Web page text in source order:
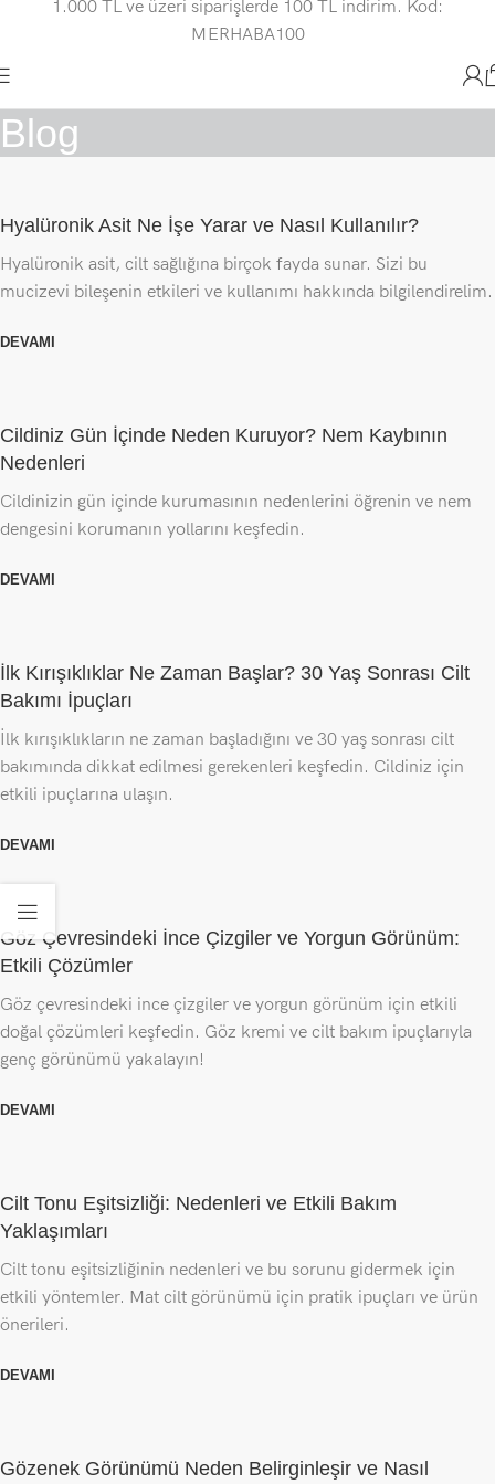
1.000 TL ve üzeri siparişlerde 100 TL indirim. Kod:
MERHABA100
Blog
Hyalüronik Asit Ne İşe Yarar ve Nasıl Kullanılır?
Hyalüronik asit, cilt sağlığına birçok fayda sunar. Sizi bu
mucizevi bileşenin etkileri ve kullanımı hakkında bilgilendirelim.
DEVAMI
Cildiniz Gün İçinde Neden Kuruyor? Nem Kaybının
Nedenleri
Cildinizin gün içinde kurumasının nedenlerini öğrenin ve nem
dengesini korumanın yollarını keşfedin.
DEVAMI
İlk Kırışıklıklar Ne Zaman Başlar? 30 Yaş Sonrası Cilt
Bakımı İpuçları
İlk kırışıklıkların ne zaman başladığını ve 30 yaş sonrası cilt
bakımında dikkat edilmesi gerekenleri keşfedin. Cildiniz için
etkili ipuçlarına ulaşın.
DEVAMI
Göz Çevresindeki İnce Çizgiler ve Yorgun Görünüm:
Etkili Çözümler
Göz çevresindeki ince çizgiler ve yorgun görünüm için etkili
doğal çözümleri keşfedin. Göz kremi ve cilt bakım ipuçlarıyla
genç görünümü yakalayın!
DEVAMI
Cilt Tonu Eşitsizliği: Nedenleri ve Etkili Bakım
Yaklaşımları
Cilt tonu eşitsizliğinin nedenleri ve bu sorunu gidermek için
etkili yöntemler. Mat cilt görünümü için pratik ipuçları ve ürün
önerileri.
DEVAMI
Gözenek Görünümü Neden Belirginleşir ve Nasıl